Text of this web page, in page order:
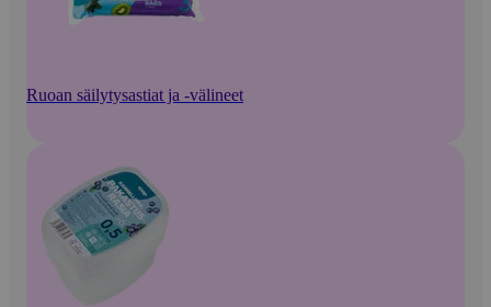
Ruoan säilytysastiat ja -välineet